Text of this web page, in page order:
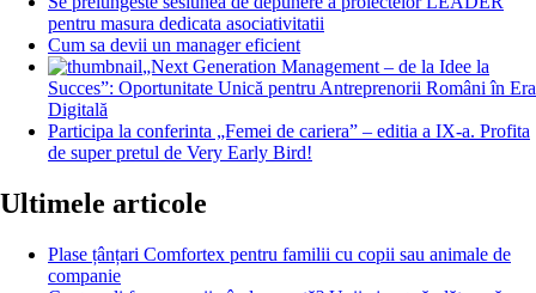
pentru masura dedicata asociativitatii
Cum sa devii un manager eficient
„Next Generation Management – de la Idee la
Succes”: Oportunitate Unică pentru Antreprenorii Români în Era
Digitală
Participa la conferinta „Femei de cariera” – editia a IX-a. Profita
de super pretul de Very Early Bird!
Ultimele articole
Plase țânțari Comfortex pentru familii cu copii sau animale de
companie